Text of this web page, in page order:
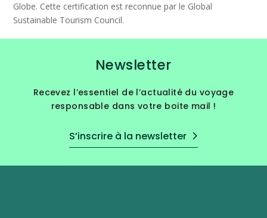
Globe. Cette certification est reconnue par le Global
Sustainable Tourism Council.
Newsletter
Recevez l’essentiel de l’actualité du voyage
responsable dans votre boite mail !
S’inscrire à la newsletter